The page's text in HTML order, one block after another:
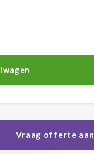
Vraag offerte aan